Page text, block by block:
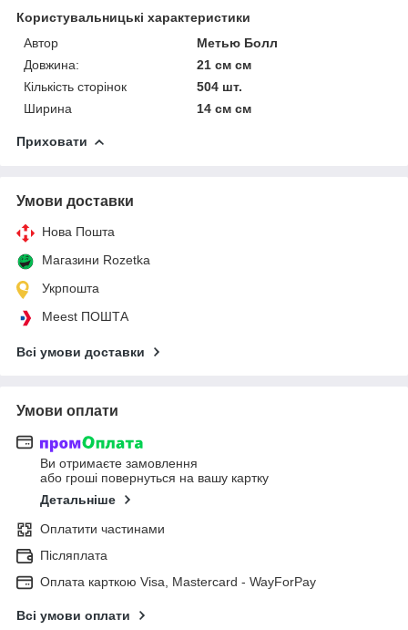
Користувальницькі характеристики
Автор
Метью Болл
Довжина:
21 см см
Кількість сторінок
504 шт.
Ширина
14 см см
Приховати
Умови доставки
Нова Пошта
Магазини Rozetka
Укрпошта
Meest ПОШТА
Всі умови доставки
Умови оплати
Ви отримаєте замовлення
або гроші повернуться на вашу картку
Детальніше
Оплатити частинами
Післяплата
Оплата карткою Visa, Mastercard - WayForPay
Всі умови оплати